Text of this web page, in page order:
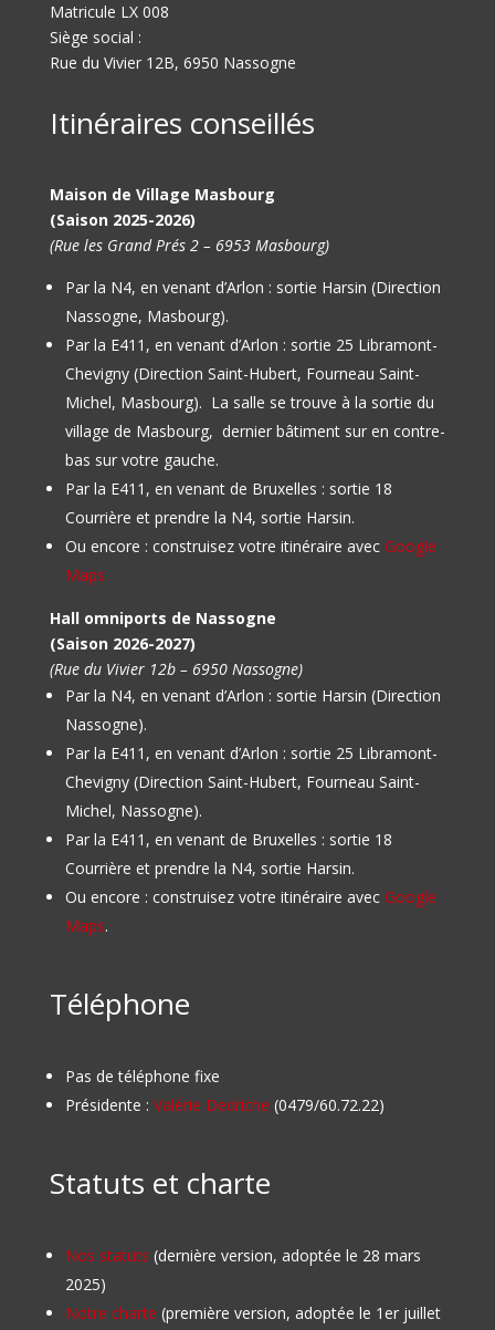
Matricule LX 008
Siège social :
Rue du Vivier 12B, 6950 Nassogne
Itinéraires conseillés
Maison de Village Masbourg
(Saison 2025-2026)
(Rue les Grand Prés 2 – 6953 Masbourg)
Par la N4, en venant d’Arlon : sortie Harsin (Direction
Nassogne, Masbourg).
Par la E411, en venant d’Arlon : sortie 25 Libramont-
Chevigny (Direction Saint-Hubert, Fourneau Saint-
Michel, Masbourg). La salle se trouve à la sortie du
village de Masbourg, dernier bâtiment sur en contre-
bas sur votre gauche.
Par la E411, en venant de Bruxelles : sortie 18
Courrière et prendre la N4, sortie Harsin.
Ou encore : construisez votre itinéraire avec Google
Maps
Hall omniports de Nassogne
(Saison 2026-2027)
(Rue du Vivier 12b – 6950 Nassogne)
Par la N4, en venant d’Arlon : sortie Harsin (Direction
Nassogne).
Par la E411, en venant d’Arlon : sortie 25 Libramont-
Chevigny (Direction Saint-Hubert, Fourneau Saint-
Michel, Nassogne).
Par la E411, en venant de Bruxelles : sortie 18
Courrière et prendre la N4, sortie Harsin.
Ou encore : construisez votre itinéraire avec Google
Maps.
Téléphone
Pas de téléphone fixe
Présidente : Valérie Dedriche (0479/60.72.22)
Statuts et charte
Nos statuts (dernière version, adoptée le 28 mars
2025)
Notre charte (première version, adoptée le 1er juillet